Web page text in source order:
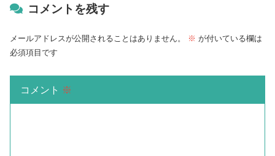
コメントを残す
メールアドレスが公開されることはありません。 ※ が付いている欄は
必須項目です
コメント ※